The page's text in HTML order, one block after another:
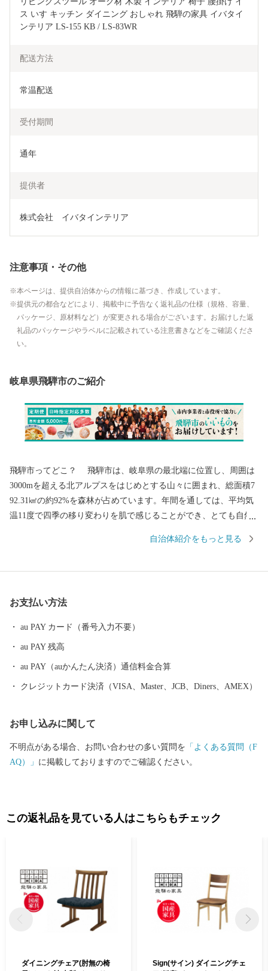
ス いす キッチン ダイニング おしゃれ 飛騨の家具 イバタイ
ンテリア LS-155 KB / LS-83WR
配送方法
常温配送
受付期間
通年
提供者
株式会社　イバタインテリア
注意事項・その他
本ページは、提供自治体からの情報に基づき、作成しています。
提供元の都合などにより、掲載中に予告なく返礼品の仕様（規格、容量、
パッケージ、原材料など）が変更される場合がございます。お届けした返
礼品のパッケージやラベルに記載されている注意書きなどをご確認くださ
い。
岐阜県飛騨市のご紹介
飛騨市ってどこ？ 飛騨市は、岐阜県の最北端に位置し、周囲は
3000mを超える北アルプスをはじめとする山々に囲まれ、総面積7
92.31㎢の約92%を森林が占めています。年間を通しては、平均気
温11度で四季の移り変わりを肌で感じることができ、とても自然
鉄金属製錬業や医薬品、自動車部品、セラミック製品、電子部
まれた地 標高3,000m越えの北アルプス連峰につながる北ノ俣
の自然資源が点在しています。 ■個性ある地域資源 市内には、
東京大学素粒子研究施設「スーパーカミオカンデ」をはじめとし
た宇宙科学研究施設、NHKさくらの舞台となった「白壁土蔵と瀬
ど、多彩で個性にあふれた地域資源が存在します。 ■伝統芸能文
継がれています。 【商品の発送につきまして】 お礼の品は、決済
情報不備等の原因によって決済がうまくいっていない場合もござ
います。そのような場合はお申込み直後にメールにてご連絡いた
しますのでご確認ください。 入金日によっては商品をご用意でき
ない場合もございます。ご注意ください。 また、寄附者の都合に
自治体紹介をもっと見る
お支払い方法
au PAY カード（番号入力不要）
au PAY 残高
au PAY（auかんたん決済）通信料金合算
クレジットカード決済（VISA、Master、JCB、Diners、AMEX）
お申し込みに関して
不明点がある場合、お問い合わせの多い質問を 「よくある質問（F
AQ）」 に掲載しておりますのでご確認ください。
この返礼品を見ている人はこちらもチェック
ダイニングチェア(肘無の椅
Sign(サイン) ダイニングチェ